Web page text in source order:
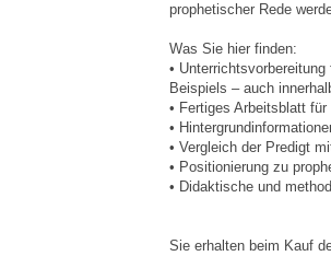
prophetischer Rede
Was Sie hier finden:
•
Beispiels – auch
• Fertiges Arbeitsblatt
•
• Vergleich der Predigt
• Positionierung zu
• Didaktische und
Sie erhalten beim Kauf